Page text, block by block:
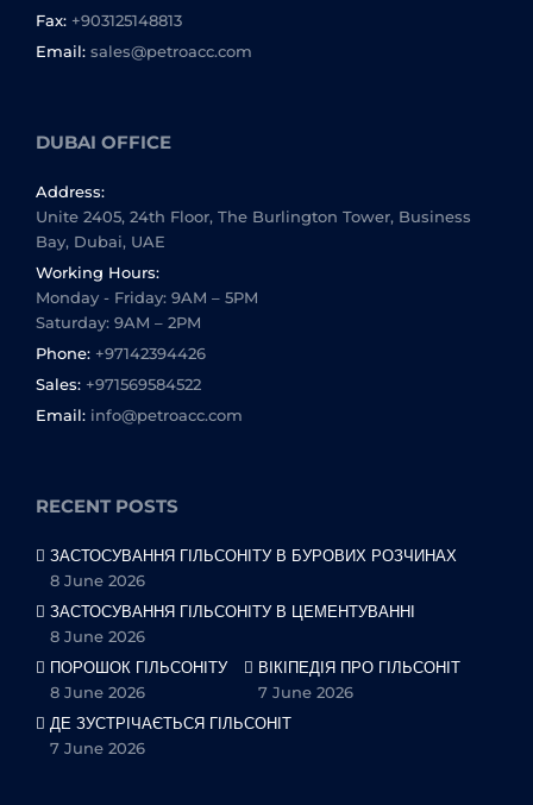
Fax: +903125148813
Email: sales@petroacc.com
DUBAI OFFICE
Address:
Unite 2405, 24th Floor, The Burlington Tower, Business
Bay, Dubai, UAE
Working Hours:
Monday - Friday: 9AM – 5PM
Saturday: 9AM – 2PM
Phone: +97142394426
Sales: +971569584522
Email: info@petroacc.com
RECENT POSTS
ЗАСТОСУВАННЯ ГІЛЬСОНІТУ В БУРОВИХ РОЗЧИНАХ
8 June 2026
ЗАСТОСУВАННЯ ГІЛЬСОНІТУ В ЦЕМЕНТУВАННІ
8 June 2026
ПОРОШОК ГІЛЬСОНІТУ
8 June 2026
ВІКІПЕДІЯ ПРО ГІЛЬСОНІТ
7 June 2026
ДЕ ЗУСТРІЧАЄТЬСЯ ГІЛЬСОНІТ
7 June 2026